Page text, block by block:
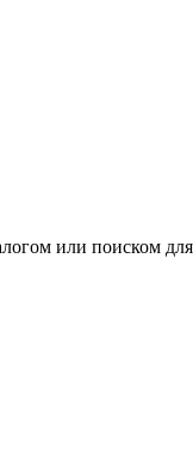
или поиском